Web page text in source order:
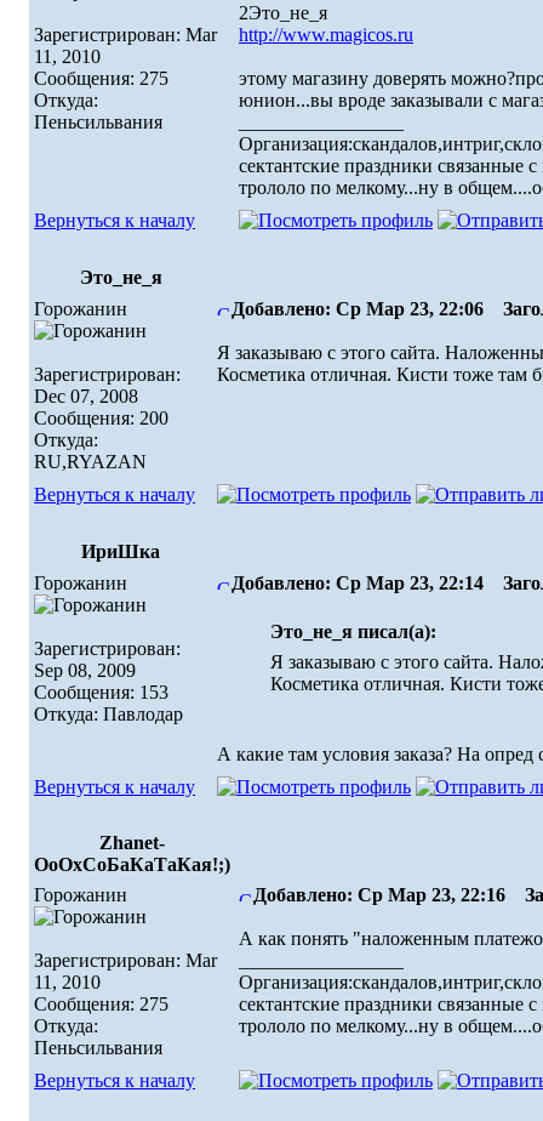
Зарегистрирован: Mar
11, 2010
Сообщения: 275
Откуда:
Пеньсильвания
2Это_не_я
http://www.magicos.ru
этому магазину доверять
юнион...вы вроде заказывали с
сектантские праздники связанные
трололо по мелкому...ну в
Вернуться к началу
Это_не_я
Горожанин
Зарегистрирован:
Dec 07, 2008
Сообщения: 200
Откуда:
RU,RYAZAN
Добавлено: Ср Мар 23, 22:06
Я заказываю с этого сайта.
Косметика отличная. Кисти тоже там
Вернуться к началу
ИриШка
Горожанин
Зарегистрирован:
Sep 08, 2009
Сообщения: 153
Откуда: Павлодар
Добавлено: Ср Мар 23, 22:14
Это_не_я писал(а):
Я заказываю с этого сайта.
Косметика отличная. Кисти
А какие там условия заказа? На
Вернуться к началу
Zhanet-
ОоОхСоБаКаТаКая!;)
Горожанин
Зарегистрирован: Mar
11, 2010
Сообщения: 275
Откуда:
Пеньсильвания
Добавлено: Ср Мар 23, 22:16
А как понять "наложенным
сектантские праздники связанные
трололо по мелкому...ну в
Вернуться к началу